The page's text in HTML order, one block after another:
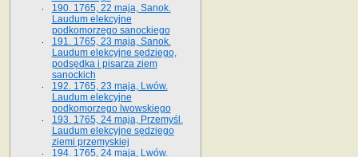
190. 1765, 22 maja, Sanok.
Laudum elekcyjne
podkomorzego sanockiego
191. 1765, 23 maja, Sanok.
Laudum elekcyjne sędziego,
podsędka i pisarza ziem
sanockich
192. 1765, 23 maja, Lwów.
Laudum elekcyjne
podkomorzego lwowskiego
193. 1765, 24 maja, Przemyśl.
Laudum elekcyjne sędziego
ziemi przemyskiej
194. 1765, 24 maja, Lwów.